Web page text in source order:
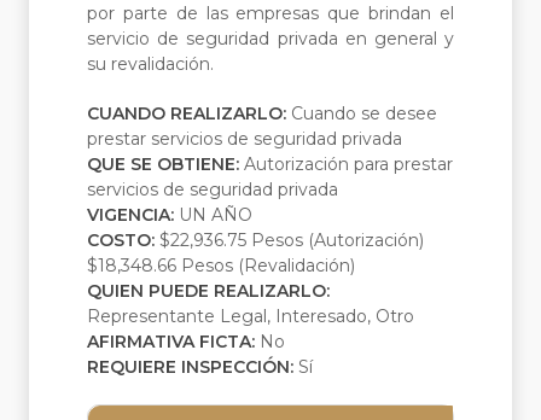
por parte de las empresas que brindan el
servicio de seguridad privada en general y
su revalidación.
CUANDO REALIZARLO: Cuando se desee
prestar servicios de seguridad privada
QUE SE OBTIENE: Autorización para prestar
servicios de seguridad privada
VIGENCIA: UN AÑO
COSTO: $22,936.75 Pesos (Autorización)
$18,348.66 Pesos (Revalidación)
QUIEN PUEDE REALIZARLO:
Representante Legal, Interesado, Otro
AFIRMATIVA FICTA: No
REQUIERE INSPECCIÓN: Sí